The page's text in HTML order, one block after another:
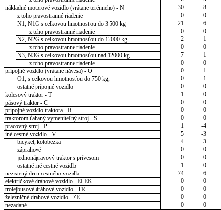
nákladné motorové vozidlo (vrátane terénneho) - N
30
8
z toho pravostranné riadenie
0
0
N1, N1G s celkovou hmotnosťou do 3 500 kg
21
6
z toho pravostranné riadenie
0
0
N2, N2G s celkovou hmotnosťou do 12000 kg
2
1
z toho pravostranné riadenie
0
0
N3, N3G s celkovou hmotnosťou nad 12000 kg
7
1
z toho pravostranné riadenie
0
0
prípojné vozidlo (vrátane návesa) - O
0
-1
O1, s celkovou hmotnosťou do 750 kg,
0
-1
ostatné prípojné vozidlo
0
0
kolesový traktor - T
1
0
pásový traktor - C
0
0
prípojné vozidlo traktora - R
0
0
traktorom ťahaný vymeniteľný stroj - S
0
0
pracovný stroj - P
1
-4
iné cestné vozidlo - V
5
-3
bicykel, kolobežka
4
-3
záprahové
0
0
jednonápravový traktor s prívesom
0
0
ostatné iné cestné vozidlo
1
0
nezistený druh cestného vozidla
74
6
električkové dráhové vozidlo - ELEK
0
0
trolejbusové dráhové vozidlo - TR
0
0
železničné dráhové vozidlo - ZE
0
0
nezadané
0 0